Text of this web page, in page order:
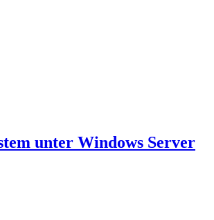
unter Windows Server